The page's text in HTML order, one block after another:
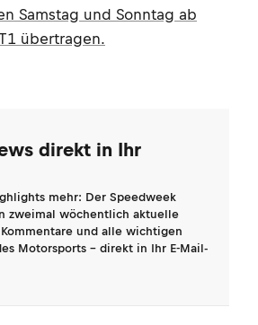
Samstag und Sonntag ab
übertragen.
direkt in Ihr
mehr: Der Speedweek
zweimal wöchentlich aktuelle
und alle wichtigen
Motorsports - direkt in Ihr E-Mail-